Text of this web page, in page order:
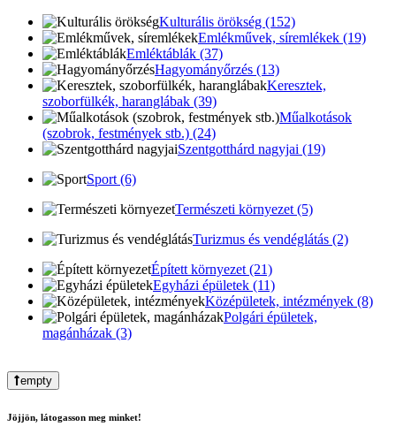
Kulturális örökség (152)
Emlékművek, síremlékek (19)
Emléktáblák (37)
Hagyományőrzés (13)
Keresztek,
szoborfülkék, haranglábak (39)
Műalkotások
(szobrok, festmények stb.) (24)
Szentgotthárd nagyjai (19)
Sport (6)
Természeti környezet (5)
Turizmus és vendéglátás (2)
Épített környezet (21)
Egyházi épületek (11)
Középületek, intézmények (8)
Polgári épületek,
magánházak (3)
empty
Jöjjön, látogasson meg minket!